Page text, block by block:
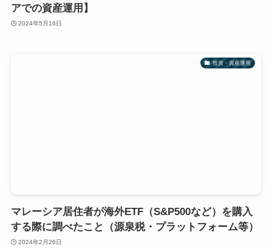
アでの資産運用】
2024年5月16日
投資・資産運用
マレーシア居住者が海外ETF（S&P500など）を購入
する際に調べたこと（源泉税・プラットフォーム等）
2024年2月26日